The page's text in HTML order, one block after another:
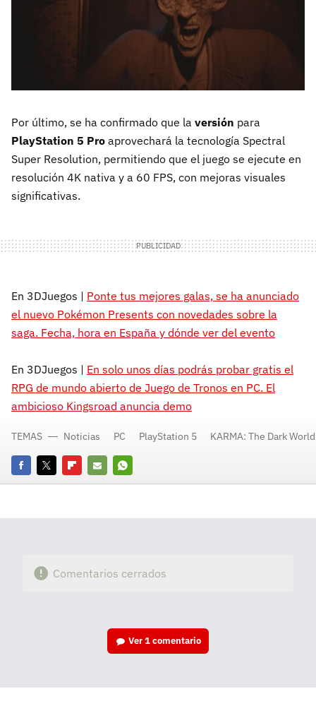
Por último, se ha confirmado que la versión para
PlayStation 5 Pro aprovechará la tecnología Spectral
Super Resolution, permitiendo que el juego se ejecute en
resolución 4K nativa y a 60 FPS, con mejoras visuales
significativas.
En 3DJuegos | Ponte tus mejores galas, se ha anunciado
el nuevo Pokémon Presents con novedades sobre la
saga. Fecha, hora en España y dónde ver del evento
En 3DJuegos | En solo unos días podrás probar gratis el
RPG de mundo abierto de Juego de Tronos en PC. El
ambicioso Kingsroad anuncia demo
FacebookTwitterFlipboard
E-
Whatsapp
TEMAS Noticias PC PlayStation 5 KARMA: The Dark World
Comentarios cerrados
Ver1 comentario